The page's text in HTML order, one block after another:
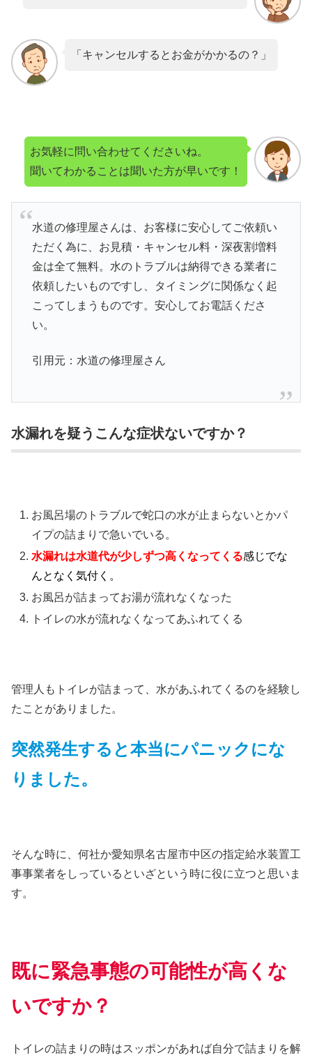
「キャンセルするとお金がかかるの？」
お気軽に問い合わせてくださいね。
聞いてわかることは聞いた方が早いです！
水道の修理屋さんは、お客様に安心してご依頼い
ただく為に、お見積・キャンセル料・深夜割増料
金は全て無料。水のトラブルは納得できる業者に
依頼したいものですし、タイミングに関係なく起
こってしまうものです。安心してお電話くださ
い。
引用元：水道の修理屋さん
水漏れを疑うこんな症状ないですか？
お風呂場のトラブルで蛇口の水が止まらないとかパ
イプの詰まりで急いでいる。
水漏れは水道代が少しずつ高くなってくる感じでな
んとなく気付く。
お風呂が詰まってお湯が流れなくなった
トイレの水が流れなくなってあふれてくる
管理人もトイレが詰まって、水があふれてくるのを経験し
たことがありました。
突然発生すると本当にパニックにな
りました。
そんな時に、何社か愛知県名古屋市中区の指定給水装置工
事事業者をしっているといざという時に役に立つと思いま
す。
既に緊急事態の可能性が高くな
いですか？
トイレの詰まりの時はスッポンがあれば自分で詰まりを解